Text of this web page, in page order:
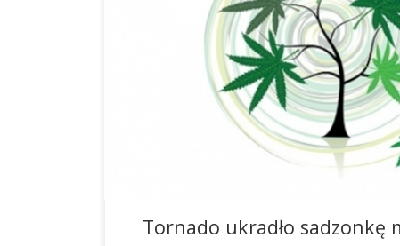
Gdy jedna roślina konopi nagle zniknęła, nikt na
się stało, dopóki nie obejrzał nagrania z kamery.
Siskiyou Sungrown Farm. Jeśli nagle brakuje
farmie marihuany, można się zastanawiać, kto
Tornado ukradło sadzonkę